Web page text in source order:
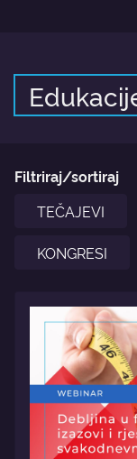
Filtriraj/sortiraj
TEČAJEVI
KONGRESI